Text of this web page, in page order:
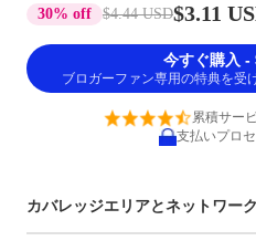
30% off $4.44 USD$3.11
今すぐ購入 -
ブロガーファン専用の特典を受
累積サー
支払いプロ
カバレッジエリアとネットワーク